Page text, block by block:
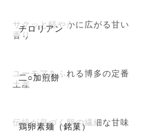
チロリアン
サクッと軽やかに広がる甘い
香り
二○加煎餅
ユーモアあふれる博多の定番
土産
鶏卵素麺（銘菓）
伝統が息づく卵の繊細な甘味